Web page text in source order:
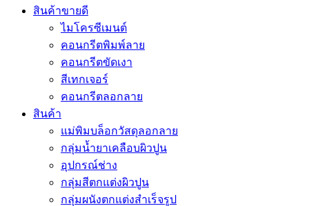
สินค้าขายดี
ไมโครซีเมนต์
คอนกรีตพิมพ์ลาย
คอนกรีตขัดเงา
สีเทกเจอร์
คอนกรีตลอกลาย
สินค้า
แม่พิมบล็อกวัสดุลอกลาย
กลุ่มน้ำยาเคลือบผิวปูน
อุปกรณ์ช่าง
กลุ่มสีตกแต่งผิวปูน
กลุ่มผนังตกแต่งสำเร็จรูป